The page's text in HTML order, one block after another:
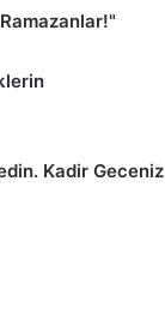
Kadir Geceniz